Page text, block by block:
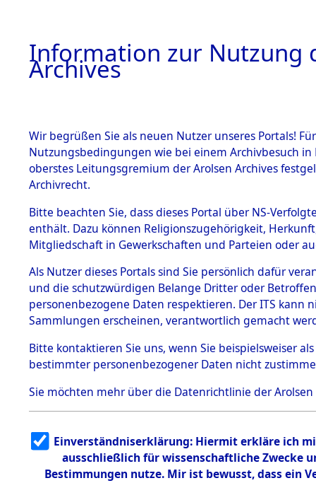
BESTÄNDE
1.
mente
5. Verschiedenes
5.3
Todesmärsche
5.3.1 Alliierte
Erhebungen
zu
Todesmärsch
en
5.3.2
g
5.3.3
Todesmärsch
von
Toter aus
Ort ihrer
0001
Information zur Nutzung
Archives
Wir begrüßen Sie als neuen Nutzer unseres Portals!
Nutzungsbedingungen wie bei einem Archivbesuch
oberstes Leitungsgremium der Arolsen Archives
Archivrecht.
Bitte beachten Sie, dass dieses Portal über NS-
enthält. Dazu können Religionszugehörigkeit,
Mitgliedschaft in Gewerkschaften und Parteien oder
Als Nutzer dieses Portals sind Sie persönlich dafür
und die schutzwürdigen Belange Dritter oder
personenbezogene Daten respektieren. Der ITS
Sammlungen erscheinen, verantwortlich gemacht
Bitte kontaktieren Sie uns, wenn Sie beispielsweiser
bestimmter personenbezogener Daten nicht
Sie möchten mehr über die Datenrichtlinie der Arolsen
Einverständniserklärung: Hiermit erkläre ich
ausschließlich für wissenschaftliche Zwecke
Bestimmungen nutze. Mir ist bewusst, dass ein